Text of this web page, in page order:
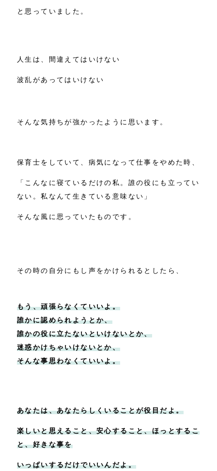
と思っていました。
人生は、間違えてはいけない
波乱があってはいけない
そんな気持ちが強かったように思います。
保育士をしていて、病気になって仕事をやめた時、
「こんなに寝ているだけの私。誰の役にも立ってい
ない。私なんて生きている意味ない」
そんな風に思っていたものです。
その時の自分にもし声をかけられるとしたら、
もう、頑張らなくていいよ。
誰かに認められようとか、
誰かの役に立たないといけないとか、
迷惑かけちゃいけないとか、
そんな事思わなくていいよ。
あなたは、あなたらしくいることが役目だよ。
楽しいと思えること、安心すること、ほっとするこ
と、好きな事を
いっぱいするだけでいいんだよ。